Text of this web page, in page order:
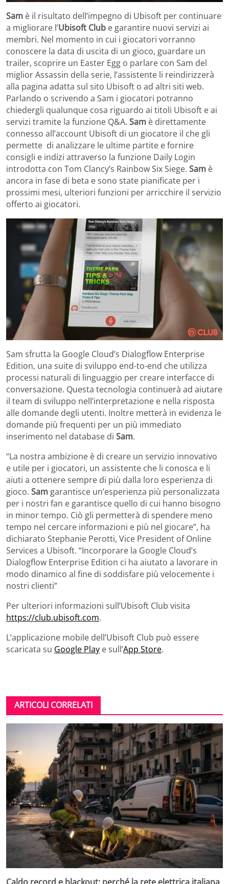
Sam è il risultato dell’impegno di Ubisoft per continuare
a migliorare l’Ubisoft Club e garantire nuovi servizi ai
membri. Nel momento in cui i giocatori vorranno
conoscere la data di uscita di un gioco, guardare un
trailer, scoprire un Easter Egg o parlare con Sam del
miglior Assassin della serie, l’assistente li reindirizzerà
alla pagina adatta sul sito Ubisoft o ad altri siti web.
Parlando o scrivendo a Sam i giocatori potranno
chiedergli qualunque cosa riguardo ai titoli Ubisoft e ai
servizi tramite la funzione Q&A. Sam è direttamente
connesso all’account Ubisoft di un giocatore il che gli
permette di analizzare le ultime partite e fornire
consigli e indizi attraverso la funzione Daily Login
introdotta con Tom Clancy’s Rainbow Six Siege. Sam è
ancora in fase di beta e sono state pianificate per i
prossimi mesi, ulteriori funzioni per arricchire il servizio
offerto ai giocatori.
Sam sfrutta la Google Cloud’s Dialogflow Enterprise
Edition, una suite di sviluppo end-to-end che utilizza
processi naturali di linguaggio per creare interfacce di
conversazione. Questa tecnologia continuerà ad aiutare
il team di sviluppo nell’interpretazione e nella risposta
alle domande degli utenti. Inoltre metterà in evidenza le
domande più frequenti per un più immediato
inserimento nel database di Sam.
“La nostra ambizione è di creare un servizio innovativo
e utile per i giocatori, un assistente che li conosca e li
aiuti a ottenere sempre di più dalla loro esperienza di
gioco. Sam garantisce un’esperienza più personalizzata
per i nostri fan e garantisce quello di cui hanno bisogno
in minor tempo. Ciò gli permetterà di spendere meno
tempo nel cercare informazioni e più nel giocare”, ha
dichiarato Stephanie Perotti, Vice President of Online
Services a Ubisoft. “Incorporare la Google Cloud’s
Dialogflow Enterprise Edition ci ha aiutato a lavorare in
modo dinamico al fine di soddisfare più velocemente i
nostri clienti”
Per ulteriori informazioni sull’Ubisoft Club visita
https://club.ubisoft.com.
L’applicazione mobile dell’Ubisoft Club può essere
scaricata su Google Play e sull’App Store.
ARTICOLI CORRELATI